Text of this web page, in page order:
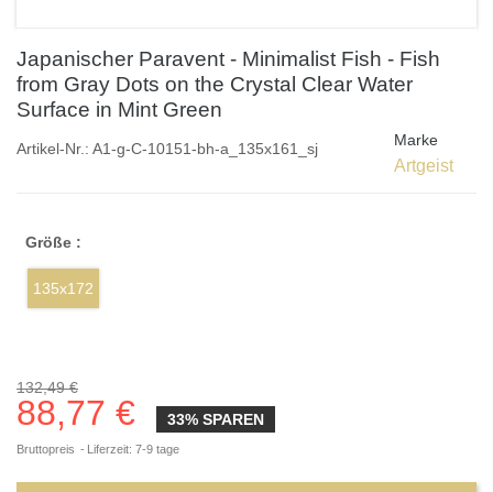
Japanischer Paravent - Minimalist Fish - Fish
from Gray Dots on the Crystal Clear Water
Surface in Mint Green
Artikel-Nr.: A1-g-C-10151-bh-a_135x161_sj Marke
Artgeist
Größe :
135x172
132,49 €
88,77 € 33% SPAREN
Bruttopreis Liferzeit: 7-9 tage